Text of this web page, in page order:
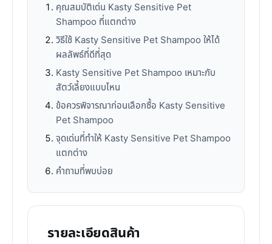
คุณสมบัติเด่น Kasty Sensitive Pet
Shampoo ที่แตกต่าง
วิธีใช้ Kasty Sensitive Pet Shampoo ให้ได้
ผลลัพธ์ที่ดีที่สุด
Kasty Sensitive Pet Shampoo เหมาะกับ
สัตว์เลี้ยงแบบไหน
ข้อควรพิจารณาก่อนเลือกซื้อ Kasty Sensitive
Pet Shampoo
จุดเด่นที่ทำให้ Kasty Sensitive Pet Shampoo
แตกต่าง
คำถามที่พบบ่อย
รายละเอียดสินค้า